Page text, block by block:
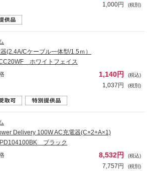
1,000円 (税別)
(2.4A/Cケーブル一体型/1.5ｍ）
ホワイトフェイス
1,140円 (税込)
1,037円 (税別)
Delivery 100W AC充電器(C×2+A×1)
ブラック
8,532円 (税込)
7,757円 (税別)